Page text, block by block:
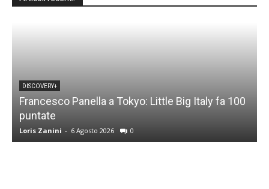
DISCOVERY+
Francesco Panella a Tokyo: Little Big Italy fa 100
puntate
Loris Zanini - 6 Agosto 2026 0